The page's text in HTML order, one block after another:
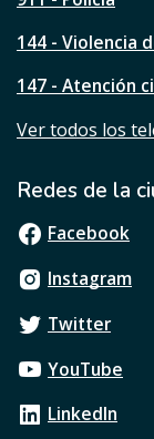
a
144 - Violencia
147 - Atención
Ver todos los
Redes de la
Facebook
Instagram
Twitter
YouTube
LinkedIn